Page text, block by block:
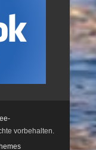
vorbehalten.